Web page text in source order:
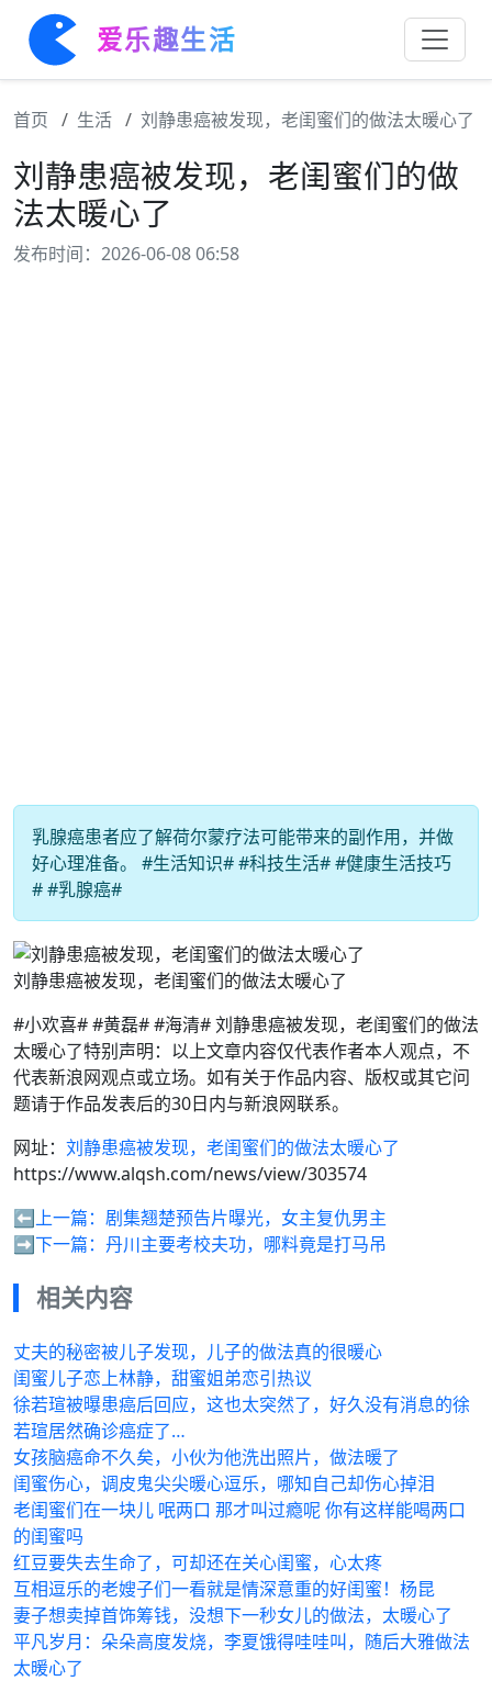
爱乐趣生活
首页 生活 刘静患癌被发现，老闺蜜们的做法太暖心了
刘静患癌被发现，老闺蜜们的做
法太暖心了
发布时间：2026-06-08 06:58
乳腺癌患者应了解荷尔蒙疗法可能带来的副作用，并做
好心理准备。 #生活知识# #科技生活# #健康生活技巧
# #乳腺癌#
刘静患癌被发现，老闺蜜们的做法太暖心了
#小欢喜# #黄磊# #海清# 刘静患癌被发现，老闺蜜们的做法
太暖心了特别声明：以上文章内容仅代表作者本人观点，不
代表新浪网观点或立场。如有关于作品内容、版权或其它问
题请于作品发表后的30日内与新浪网联系。
网址： 刘静患癌被发现，老闺蜜们的做法太暖心了
https://www.alqsh.com/news/view/303574
⬅️上一篇： 剧集翘楚预告片曝光，女主复仇男主
➡️下一篇： 丹川主要考校夫功，哪料竟是打马吊
相关内容
丈夫的秘密被儿子发现，儿子的做法真的很暖心
闺蜜儿子恋上林静，甜蜜姐弟恋引热议
徐若瑄被曝患癌后回应，这也太突然了，好久没有消息的徐
若瑄居然确诊癌症了…
女孩脑癌命不久矣，小伙为他洗出照片，做法暖了
闺蜜伤心，调皮鬼尖尖暖心逗乐，哪知自己却伤心掉泪
老闺蜜们在一块儿 呡两口 那才叫过瘾呢 你有这样能喝两口
的闺蜜吗
红豆要失去生命了，可却还在关心闺蜜，心太疼
互相逗乐的老嫂子们一看就是情深意重的好闺蜜！杨昆
妻子想卖掉首饰筹钱，没想下一秒女儿的做法，太暖心了
平凡岁月：朵朵高度发烧，李夏饿得哇哇叫，随后大雅做法
太暖心了